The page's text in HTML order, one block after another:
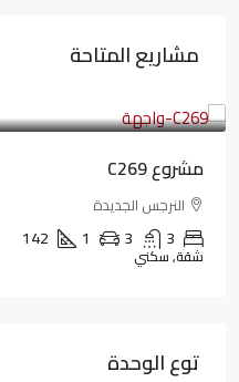
مشاريع المتاحة
مشروع C269
النرجس الجديدة
3
3
1
142
شقة, سكني
توع الوحدة